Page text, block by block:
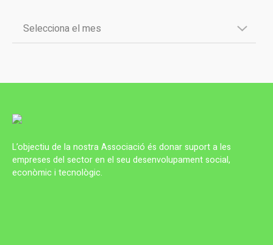
L’objectiu de la nostra Associació és donar suport a les
empreses del sector en el seu desenvolupament social,
econòmic i tecnològic.